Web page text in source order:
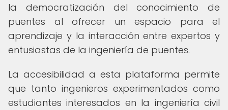
la democratización del conocimiento de
puentes al ofrecer un espacio para el
aprendizaje y la interacción entre expertos y
entusiastas de la ingeniería de puentes.
La accesibilidad a esta plataforma permite
que tanto ingenieros experimentados como
estudiantes interesados en la ingeniería civil